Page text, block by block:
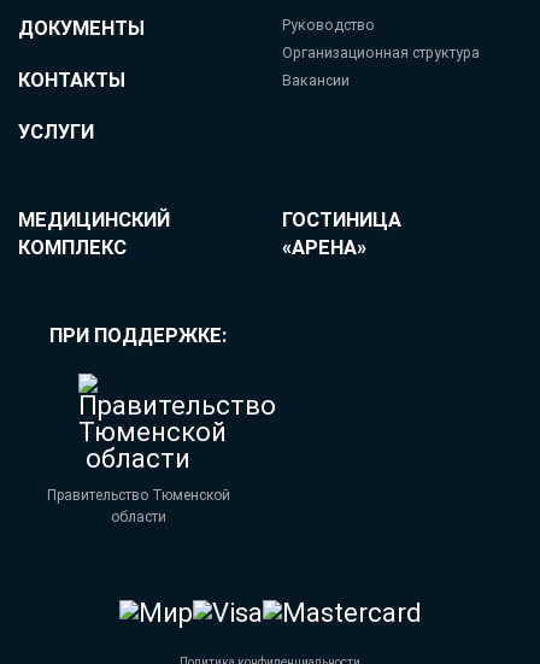
ДОКУМЕНТЫ
КОНТАКТЫ
УСЛУГИ
Руководство
Организационная структура
Вакансии
МЕДИЦИНСКИЙ
КОМПЛЕКС
ГОСТИНИЦА
«АРЕНА»
ПРИ ПОДДЕРЖКЕ:
Правительство Тюменской
области